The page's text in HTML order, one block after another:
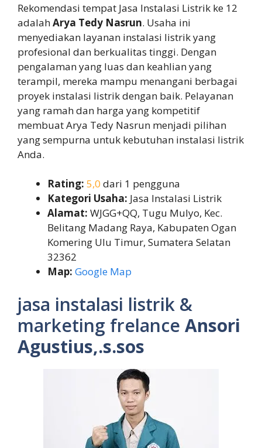
Rekomendasi tempat Jasa Instalasi Listrik ke 12
adalahArya Tedy Nasrun. Usaha ini
menyediakan layanan instalasi listrik yang
profesional dan berkualitas tinggi. Dengan
pengalaman yang luas dan keahlian yang
terampil, mereka mampu menangani berbagai
proyek instalasi listrik dengan baik. Pelayanan
yang ramah dan harga yang kompetitif
membuat Arya Tedy Nasrun menjadi pilihan
yang sempurna untuk kebutuhan instalasi listrik
Anda.
Rating: 5,0 dari 1 pengguna
Kategori Usaha: Jasa Instalasi Listrik
Alamat: WJGG+QQ, Tugu Mulyo, Kec.
Belitang Madang Raya, Kabupaten Ogan
Komering Ulu Timur, Sumatera Selatan
32362
Map: Google Map
jasa instalasi listrik &
marketing frelance Ansori
Agustius,.s.sos